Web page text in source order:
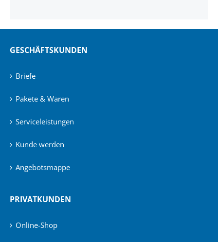
GESCHÄFTSKUNDEN
Briefe
Pakete & Waren
Serviceleistungen
Kunde werden
Angebotsmappe
PRIVATKUNDEN
Online-Shop